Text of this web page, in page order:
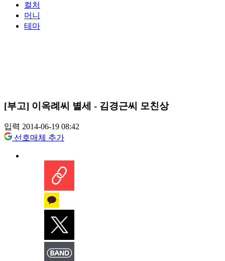
컬처
머니
테마
[부고] 이옥례씨 별세 - 김경근씨 모친상
입력 2014-06-19 08:42
선호매체 추가